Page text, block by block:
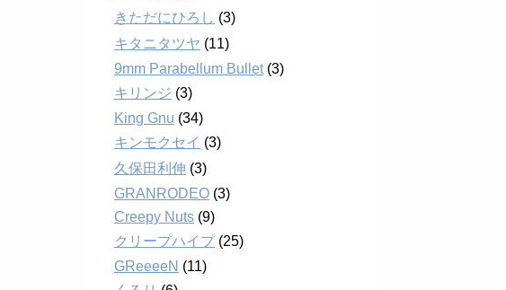
きただにひろし (3)
キタニタツヤ (11)
9mm Parabellum Bullet(3)
キリンジ (3)
King Gnu (34)
キンモクセイ (3)
久保田利伸 (3)
GRANRODEO (3)
Creepy Nuts (9)
クリープハイプ(25)
GReeeeN (11)